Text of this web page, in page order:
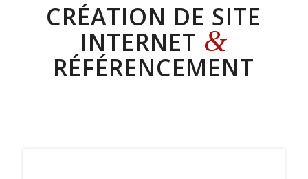
CRÉATION DE SITE
INTERNET &
RÉFÉRENCEMENT